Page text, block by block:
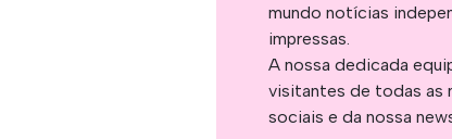
mundo notícias
impressas.
A nossa dedicada
visitantes de todas as
sociais e da nossa